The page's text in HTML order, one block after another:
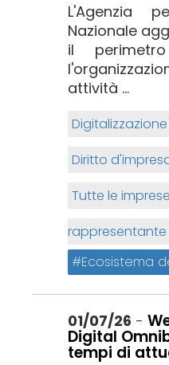
L'Agenzia
Nazionale
il
attività ...
Diritto
Tutte le imprese
rappresentante
Ecosistema
01/07/26 -
Digital
tempi di